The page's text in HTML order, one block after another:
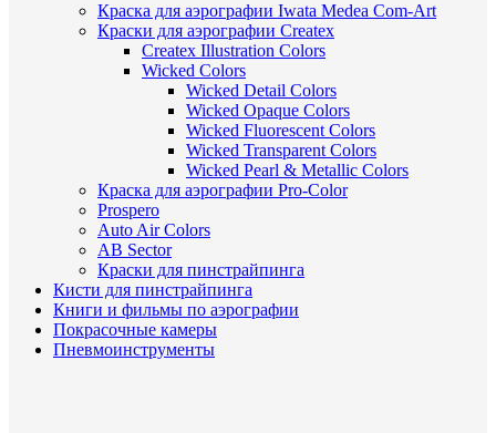
Краска для аэрографии Iwata Medea Com-Art
Краски для аэрографии Createx
Createx Illustration Colors
Wicked Colors
Wicked Detail Colors
Wicked Opaque Colors
Wicked Fluorescent Colors
Wicked Transparent Colors
Wicked Pearl & Metallic Colors
Краска для аэрографии Pro-Color
Prospero
Auto Air Colors
AB Sector
Краски для пинстрайпинга
Кисти для пинстрайпинга
Книги и фильмы по аэрографии
Покрасочные камеры
Пневмоинструменты